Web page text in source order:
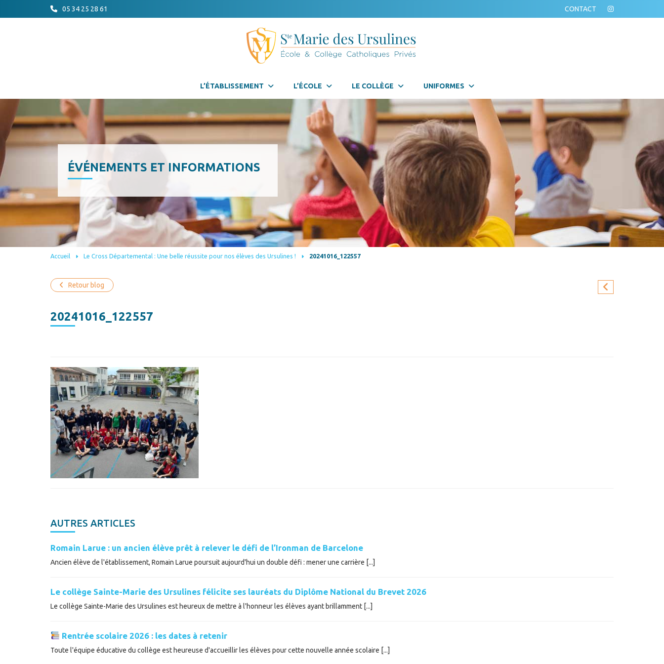
05 34 25 28 61 CONTACT
L’ÉTABLISSEMENT L’ÉCOLE LE COLLÈGE UNIFORMES
ÉVÉNEMENTS ET INFORMATIONS
Accueil Le Cross Départemental : Une belle réussite pour nos élèves des Ursulines ! 20241016_122557
Retour blog
20241016_122557
AUTRES ARTICLES
Romain Larue : un ancien élève prêt à relever le défi de l’Ironman de Barcelone
Ancien élève de l'établissement, Romain Larue poursuit aujourd'hui un double défi : mener une carrière [...]
Le collège Sainte-Marie des Ursulines félicite ses lauréats du Diplôme National du Brevet 2026
Le collège Sainte-Marie des Ursulines est heureux de mettre à l'honneur les élèves ayant brillamment [...]
Rentrée scolaire 2026 : les dates à retenir
Toute l'équipe éducative du collège est heureuse d'accueillir les élèves pour cette nouvelle année scolaire [...]